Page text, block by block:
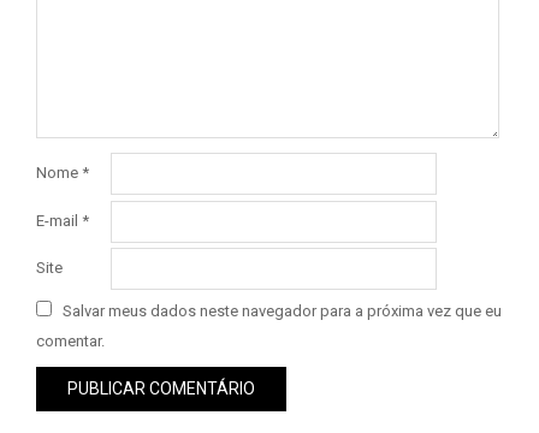
Nome *
E-mail *
Site
Salvar meus dados neste navegador para a próxima vez que eu
comentar.